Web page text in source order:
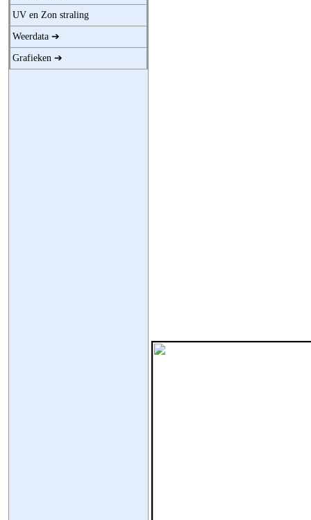
UV en Zon straling
Weerdata ➔
Grafieken ➔